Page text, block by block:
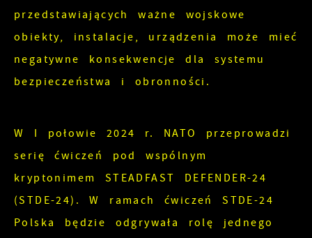
przedstawiających ważne wojskowe
obiekty, instalacje, urządzenia może mieć
negatywne konsekwencje dla systemu
bezpieczeństwa i obronności.
W I połowie 2024 r. NATO przeprowadzi
serię ćwiczeń pod wspólnym
kryptonimem STEADFAST DEFENDER-24
(STDE-24). W ramach ćwiczeń STDE-24
Polska będzie odgrywała rolę jednego